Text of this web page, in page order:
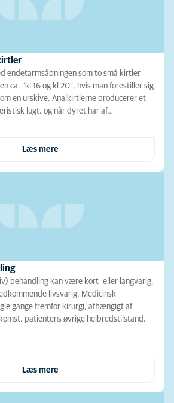
endetarmsåbningen som to små kirtler
ca. ”kl 16 og kl 20”, hvis man forestiller sig
en urskive. Analkirtlerne producerer et
lugt, og når dyret har af…
Læs mere
behandling kan være kort- eller langvarig,
livsvarig. Medicinsk
gange fremfor kirurgi, afhængigt af
patientens øvrige helbredstilstand,
Læs mere